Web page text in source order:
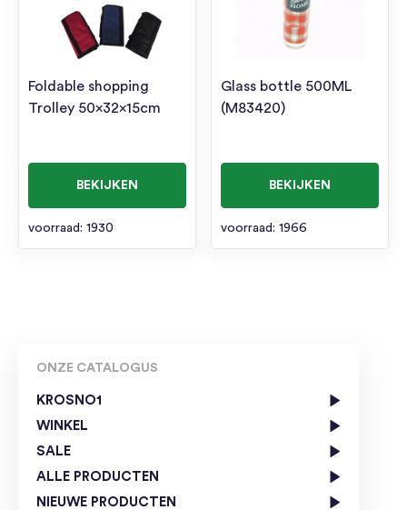
ONZE CATALOGUS
KROSNO1
WINKEL
SALE
ALLE PRODUCTEN
NIEUWE PRODUCTEN
Foldable shopping
Trolley 50x32x15cm
BEKIJKEN
voorraad: 1930
Glass bottle 500ML
(M83420)
BEKIJKEN
voorraad: 1966